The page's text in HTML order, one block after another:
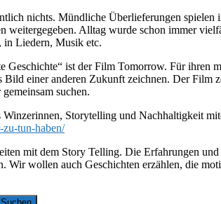
nichts. Mündliche Überlieferungen
weitergegeben. Alltag wurde schon immer
in Liedern, Musik etc.
Geschichte“ ist der Film Tomorrow. Für ihren
Bild einer anderen Zukunft zeichnen. Der
suchen.
Winzerinnen, Storytelling und Nachhaltigkeit
tun-haben/
mit dem Story Telling. Die Erfahrungen
Wir wollen auch Geschichten erzählen, die